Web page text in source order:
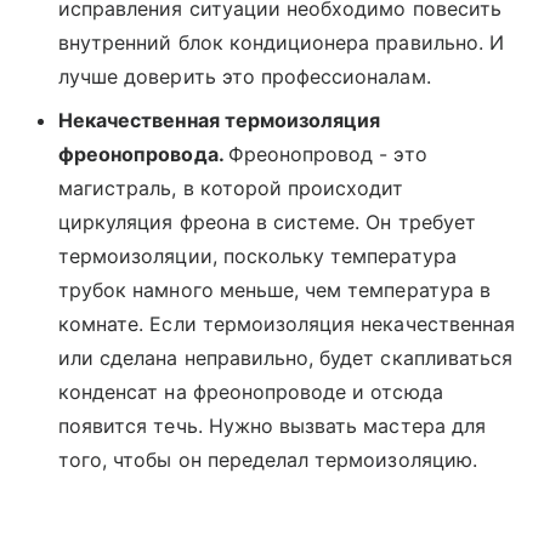
исправления ситуации необходимо повесить
внутренний блок кондиционера правильно. И
лучше доверить это профессионалам.
Некачественная термоизоляция
фреонопровода. Фреонопровод - это
магистраль, в которой происходит
циркуляция фреона в системе. Он требует
термоизоляции, поскольку температура
трубок намного меньше, чем температура в
комнате. Если термоизоляция некачественная
или сделана неправильно, будет скапливаться
конденсат на фреонопроводе и отсюда
появится течь. Нужно вызвать мастера для
того, чтобы он переделал термоизоляцию.